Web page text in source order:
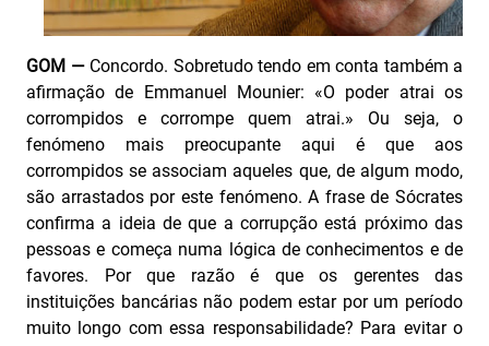
GOM —Concordo. Sobretudo tendo em conta também a
afirmação de Emmanuel Mounier: «O poder atrai os
corrompidos e corrompe quem atrai.» Ou seja, o
fenómeno mais preocupante aqui é que aos
corrompidos se associam aqueles que, de algum modo,
são arrastados por este fenómeno. A frase de Sócrates
confirma a ideia de que a corrupção está próximo das
pessoas e começa numa lógica de conhecimentos e de
favores. Por que razão é que os gerentes das
instituições bancárias não podem estar por um período
muito longo com essa responsabilidade? Para evitar o